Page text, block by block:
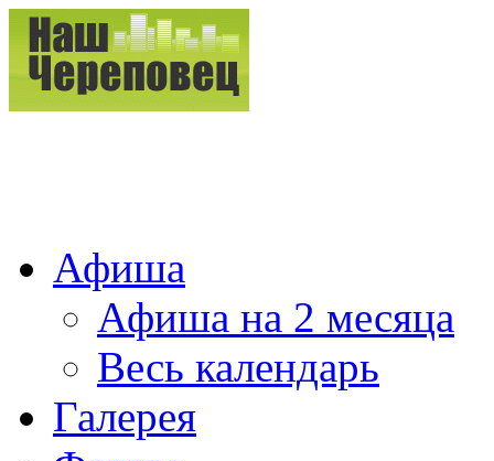
Афиша
Афиша на 2 месяца
Весь календарь
Галерея